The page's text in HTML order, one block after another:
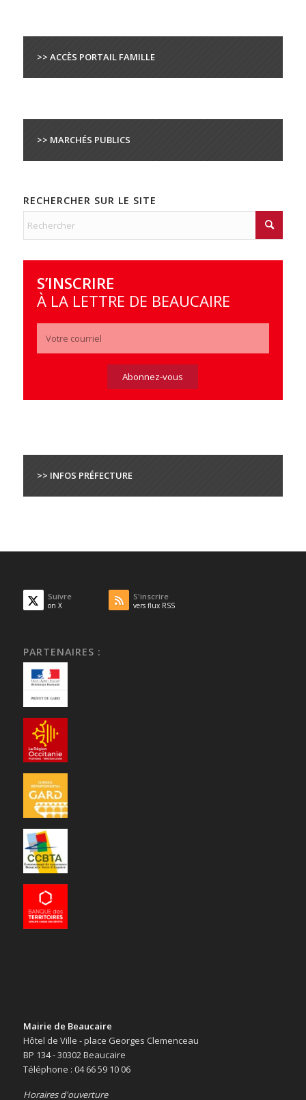
>> ACCÈS PORTAIL FAMILLE
>> MARCHÉS PUBLICS
RECHERCHER SUR LE SITE
S’INSCRIRE
À LA LETTRE DE BEAUCAIRE
>> INFOS PRÉFECTURE
Suivre
on X
S'inscrire
vers flux RSS
PARTENAIRES :
Mairie de Beaucaire
Hôtel de Ville - place Georges Clemenceau
BP 134 - 30302 Beaucaire
Téléphone : 04 66 59 10 06
Horaires d'ouverture